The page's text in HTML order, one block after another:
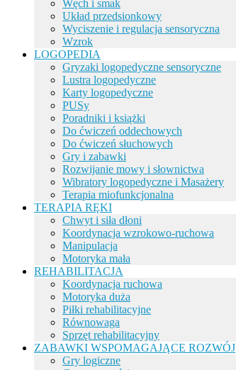
Węch i smak
Układ przedsionkowy
Wyciszenie i regulacja sensoryczna
Wzrok
LOGOPEDIA
Gryzaki logopedyczne sensoryczne
Lustra logopedyczne
Karty logopedyczne
PUSy
Poradniki i książki
Do ćwiczeń oddechowych
Do ćwiczeń słuchowych
Gry i zabawki
Rozwijanie mowy i słownictwa
Wibratory logopedyczne i Masażery
Terapia miofunkcjonalna
TERAPIA RĘKI
Chwyt i siła dłoni
Koordynacja wzrokowo-ruchowa
Manipulacja
Motoryka mała
REHABILITACJA
Koordynacja ruchowa
Motoryka duża
Piłki rehabilitacyjne
Równowaga
Sprzęt rehabilitacyjny
ZABAWKI WSPOMAGAJĄCE ROZWÓJ
Gry logiczne